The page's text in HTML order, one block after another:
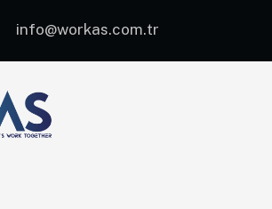
info@workas.com.tr